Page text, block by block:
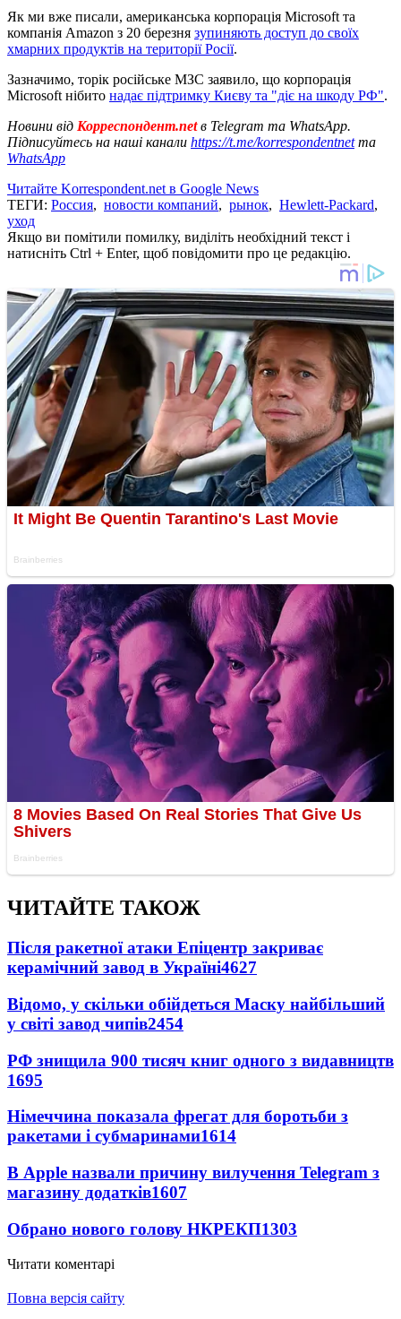
Як ми вже писали, американська корпорація Microsoft та
компанія Amazon з 20 березня зупиняють доступ до своїх
хмарних продуктів на території Росії.
Зазначимо, торік російське МЗС заявило, що корпорація
Microsoft нібито надає підтримку Києву та "діє на шкоду РФ".
Новини від Корреспондент.netв Telegram та WhatsApp.
Підписуйтесь на наші канали https://t.me/korrespondentnetта
WhatsApp
Читайте Korrespondent.net в Google News
ТЕГИ: Россия, новости компаний, рынок, Hewlett-Packard,
уход
Якщо ви помітили помилку, виділіть необхідний текст і
натисніть Ctrl + Enter, щоб повідомити про це редакцію.
ЧИТАЙТЕ ТАКОЖ
Після ракетної атаки Епіцентр закриває
керамічний завод в Україні4627
Відомо, у скільки обійдеться Маску найбільший
у світі завод чипів2454
РФ знищила 900 тисяч книг одного з видавництв
1695
Німеччина показала фрегат для боротьби з
ракетами і субмаринами1614
В Apple назвали причину вилучення Telegram з
магазину додатків1607
Обрано нового голову НКРЕКП1303
Читати коментарі
Повна версія сайту